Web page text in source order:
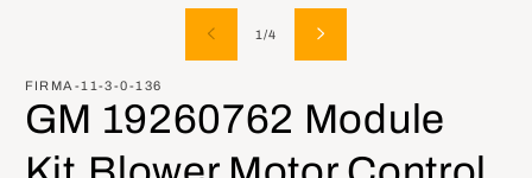
1/af
4
FIRMA-11-3-0-136
GM 19260762 Module